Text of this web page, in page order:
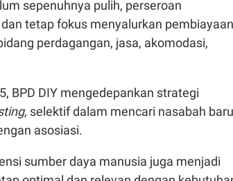
sepenuhnya pulih, perseroan
tetap fokus menyalurkan pembiayaan
perdagangan, jasa, akomodasi,
BPD DIY mengedepankan strategi
, selektif dalam mencari nasabah
asosiasi.
sumber daya manusia juga menjadi